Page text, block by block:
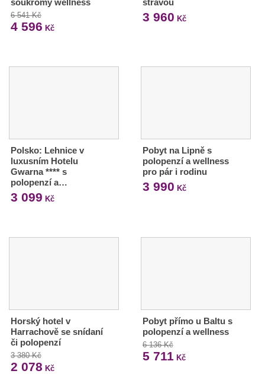
6 541 Kč
4 596 Kč
3 960 Kč
Polsko: Lehnice v
luxusním Hotelu
Gwarna **** s
polopenzí a…
3 099 Kč
Pobyt na Lipně s
polopenzí a wellness
pro pár i rodinu
3 990 Kč
Horský hotel v
Harrachově se snídaní
či polopenzí
3 380 Kč
2 078 Kč
Pobyt přímo u Baltu s
polopenzí a wellness
6 136 Kč
5 711 Kč